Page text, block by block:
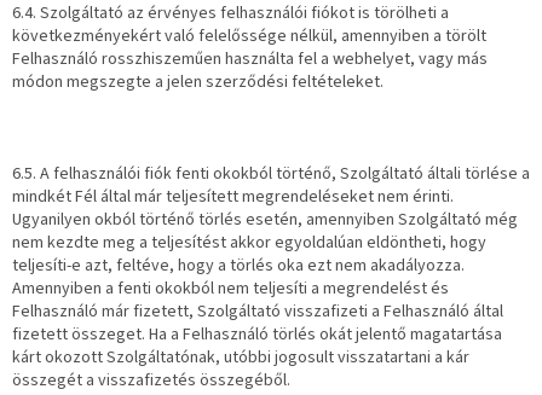
6.4. Szolgáltató az érvényes felhasználói fiókot is törölheti a
következményekért való felelőssége nélkül, amennyiben a törölt
Felhasználó rosszhiszeműen használta fel a webhelyet, vagy más
módon megszegte a jelen szerződési feltételeket.
6.5. A felhasználói fiók fenti okokból történő, Szolgáltató általi törlése a
mindkét Fél által már teljesített megrendeléseket nem érinti.
Ugyanilyen okból történő törlés esetén, amennyiben Szolgáltató még
nem kezdte meg a teljesítést akkor egyoldalúan eldöntheti, hogy
teljesíti-e azt, feltéve, hogy a törlés oka ezt nem akadályozza.
Amennyiben a fenti okokból nem teljesíti a megrendelést és
Felhasználó már fizetett, Szolgáltató visszafizeti a Felhasználó által
fizetett összeget. Ha a Felhasználó törlés okát jelentő magatartása
kárt okozott Szolgáltatónak, utóbbi jogosult visszatartani a kár
összegét a visszafizetés összegéből.